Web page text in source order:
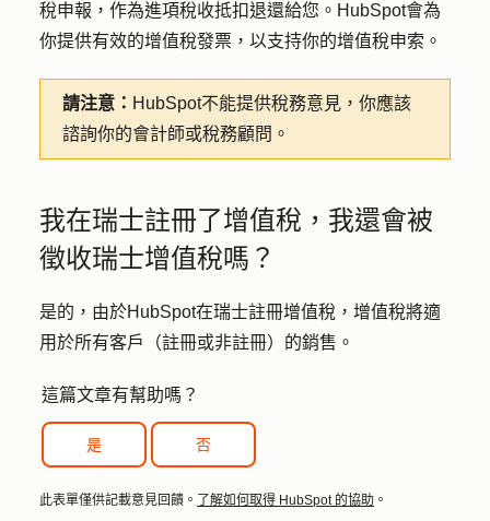
稅申報，作為進項稅收抵扣退還給您。HubSpot會為
你提供有效的增值稅發票，以支持你的增值稅申索。
請注意： HubSpot不能提供稅務意見，你應該
諮詢你的會計師或稅務顧問。
我在瑞士註冊了增值稅，我還會被
徵收瑞士增值稅嗎？
是的，由於HubSpot在瑞士註冊增值稅，增值稅將適
用於所有客戶（註冊或非註冊）的銷售。
這篇文章有幫助嗎？
是 否
此表單僅供記載意見回饋。 了解如何取得 HubSpot 的協助 。